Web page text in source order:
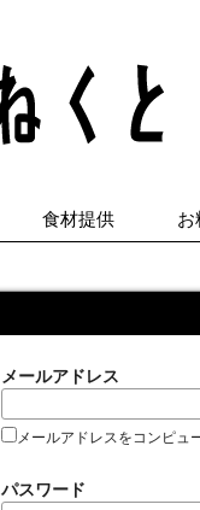
食材提供 お
メールアドレス
メールアドレスをコンピュ
パスワード